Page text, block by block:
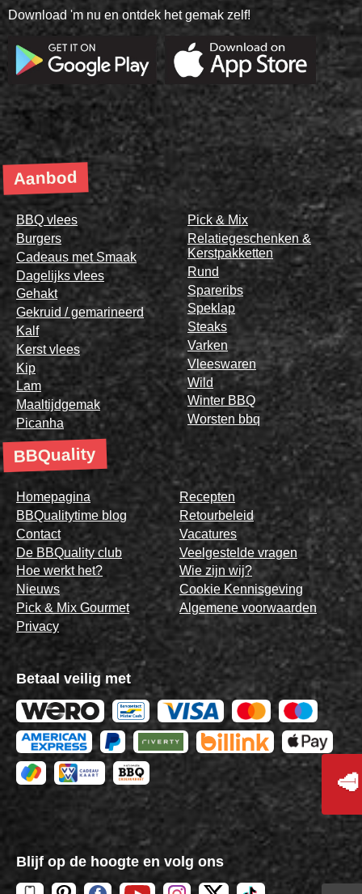
Download 'm nu en ontdek het gemak zelf!
Aanbod
BBQ vlees
Burgers
Cadeaus met Smaak
Dagelijks vlees
Gehakt
Gekruid / gemarineerd
Kalf
Kerst vlees
Kip
Lam
Maaltijdgemak
Picanha
Pick & Mix
Relatiegeschenken &
Kerstpakketten
Rund
Spareribs
Speklap
Steaks
Varken
Vleeswaren
Wild
Winter BBQ
Worsten bbq
BBQuality
Homepagina
BBQualitytime blog
Contact
De BBQuality club
Hoe werkt het?
Nieuws
Pick & Mix Gourmet
Privacy
Recepten
Retourbeleid
Vacatures
Veelgestelde vragen
Wie zijn wij?
Cookie Kennisgeving
Algemene voorwaarden
Betaal veilig met
Blijf op de hoogte en volg ons
🥩